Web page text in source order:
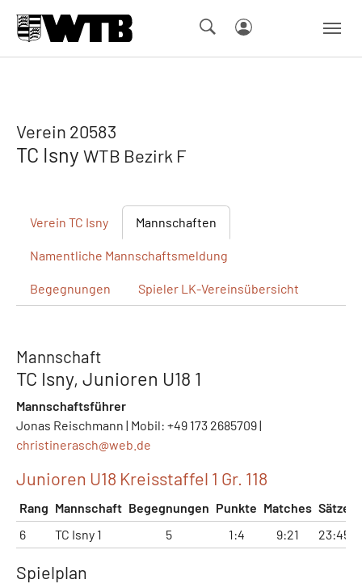
Verein 20583
TC Isny WTB Bezirk F
Verein TC Isny Mannschaften
Namentliche Mannschaftsmeldung
Begegnungen Spieler LK-Vereinsübersicht
Mannschaft
TC Isny, Junioren U18 1
Mannschaftsführer
Jonas Reischmann | Mobil: +49 173 2685709 |
christinerasch@web.de
Junioren U18 Kreisstaffel 1 Gr. 118
Rang Mannschaft Begegnungen Punkte Matches Sätze
6
TC Isny 1 5 1:4 9:21 23:45
Spielplan